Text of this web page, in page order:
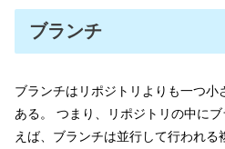
ブランチ
ブランチはリポジトリよりも一つ
ある。 つまり、リポジトリの中に
えば、ブランチは並行して行われる